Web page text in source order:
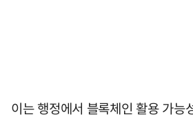
이는 행정에서 블록체인 활용 가능